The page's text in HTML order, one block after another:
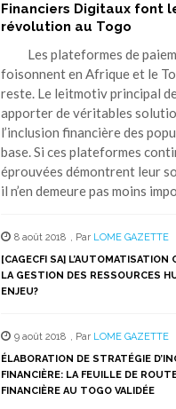
Financiers Digitaux font
révolution au Togo
Les plateformes de
foisonnent en Afrique et le
reste. Le leitmotiv principal
apporter de véritables
l’inclusion financière des
base. Si ces plateformes
éprouvées démontrent leur
il n’en demeure pas moins
8 août 2018 , Par LOME GAZETTE
[CAGECFI SA] L’AUTOMATISATION
LA GESTION DES RESSOURCES
ENJEU?
9 août 2018 , Par LOME GAZETTE
ÉLABORATION DE STRATÉGIE
FINANCIÈRE: LA FEUILLE DE
FINANCIÈRE AU TOGO VALIDÉE